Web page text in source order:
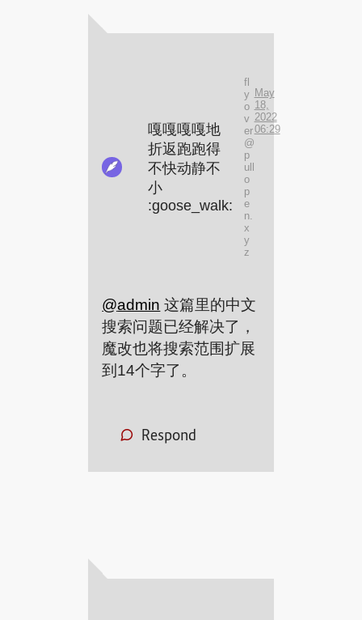
嘎嘎嘎嘎地
折返跑跑得
不快动静不
小
:goose_walk:
fl
y
o
v
er
@
p
ull
o
p
e
n.
x
y
z
May
18,
2022
06:29
@admin 这篇里的中文
搜索问题已经解决了，
魔改也将搜索范围扩展
到14个字了。
Respond